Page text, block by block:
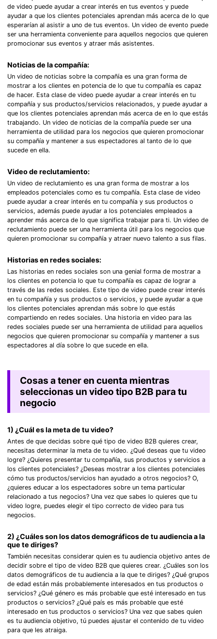
de video puede ayudar a crear interés en tus eventos y puede
ayudar a que los clientes potenciales aprendan más acerca de lo que
esperarían al asistir a uno de tus eventos. Un video de evento puede
ser una herramienta conveniente para aquellos negocios que quieren
promocionar sus eventos y atraer más asistentes.
Noticias de la compañía:
Un video de noticias sobre la compañía es una gran forma de
mostrar a los clientes en potencia de lo que tu compañía es capaz
de hacer. Esta clase de video puede ayudar a crear interés en tu
compañía y sus productos/servicios relacionados, y puede ayudar a
que los clientes potenciales aprendan más acerca de en lo que estás
trabajando. Un video de noticias de la compañía puede ser una
herramienta de utilidad para los negocios que quieren promocionar
su compañía y mantener a sus espectadores al tanto de lo que
sucede en ella.
Video de reclutamiento:
Un video de reclutamiento es una gran forma de mostrar a los
empleados potenciales como es tu compañía. Esta clase de video
puede ayudar a crear interés en tu compañía y sus productos o
servicios, además puede ayudar a los potenciales empleados a
aprender más acerca de lo que significa trabajar para ti. Un video de
reclutamiento puede ser una herramienta útil para los negocios que
quieren promocionar su compañía y atraer nuevo talento a sus filas.
Historias en redes sociales:
Las historias en redes sociales son una genial forma de mostrar a
los clientes en potencia lo que tu compañía es capaz de lograr a
través de las redes sociales. Este tipo de video puede crear interés
en tu compañía y sus productos o servicios, y puede ayudar a que
los clientes potenciales aprendan más sobre lo que estás
compartiendo en redes sociales. Una historia en video para las
redes sociales puede ser una herramienta de utilidad para aquellos
negocios que quieren promocionar su compañía y mantener a sus
espectadores al día sobre lo que sucede en ella.
Cosas a tener en cuenta mientras
seleccionas un video tipo B2B para tu
negocio
1) ¿Cuál es la meta de tu video?
Antes de que decidas sobre qué tipo de video B2B quieres crear,
necesitas determinar la meta de tu video. ¿Qué deseas que tu video
logre? ¿Quieres presentar tu compañía, sus productos y servicios a
los clientes potenciales? ¿Deseas mostrar a los clientes potenciales
cómo tus productos/servicios han ayudado a otros negocios? O,
¿quieres educar a los espectadores sobre un tema particular
relacionado a tus negocios? Una vez que sabes lo quieres que tu
video logre, puedes elegir el tipo correcto de video para tus
negocios.
2) ¿Cuáles son los datos demográficos de tu audiencia a la
que te diriges?
También necesitas considerar quien es tu audiencia objetivo antes de
decidir sobre el tipo de video B2B que quieres crear. ¿Cuáles son los
datos demográficos de tu audiencia a la que te diriges? ¿Qué grupos
de edad están más probablemente interesados en tus productos o
servicios? ¿Qué género es más probable que esté interesado en tus
productos o servicios? ¿Qué país es más probable que esté
interesado en tus productos o servicios? Una vez que sabes quien
es tu audiencia objetivo, tú puedes ajustar el contenido de tu video
para que les atraiga.
Record Like a Pro, Edit
With AI Ease.
Record. Edit. Share. All with Filmora!
Got It